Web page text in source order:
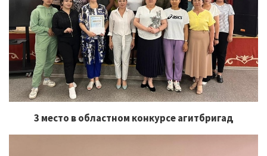
3 место в областном конкурсе агитбригад